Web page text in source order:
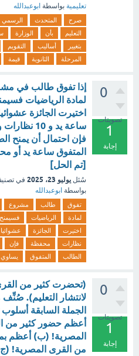
تعليمية بواسطة ابوعبدالله
صرح المتحدث الرسمي
التعليم
بأن الوزارة
بتغيير
أساليب التقويم
المرحلة
الثانوية قيمة
0
تصويتات
1
إجابة
إذا تفوق طالب في
لمادة الرياضيات
فإن احتمال أن يمنح
المتفوق ساعة يد أو
[تم الحل]
سُئل يوليو 23، 2025 في
بواسطة ابوعبدالله
تفوق طالب مشروع
لمادة
الرياضيات فسيمنح
اختيرت
الجائزة عشوائيا
نظارات
محفظة فإن
الطالب
المتفوق يساوي
0
تصويتات
1
إجابة
(تحضرت كثير من
لانتشار التعليم).
الجملة السابقة
أعظم حضور كثير من
المصرية! (ب) أعظم
من القرى المصرية!